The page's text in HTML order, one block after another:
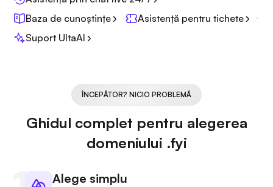
Baza de cunoștințe
Asistență pentru tichete
Suport UltaAI
ÎNCEPĂTOR? NICIO PROBLEMĂ
Ghidul complet pentru alegerea
domeniului .fyi
Alege simplu